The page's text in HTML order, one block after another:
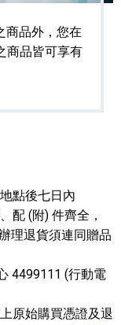
商品外，您在
商品皆可享有
點後七日內
配 (附) 件齊全，
理退貨須連同贈品
4499111 (行動電
原始購買憑證及退